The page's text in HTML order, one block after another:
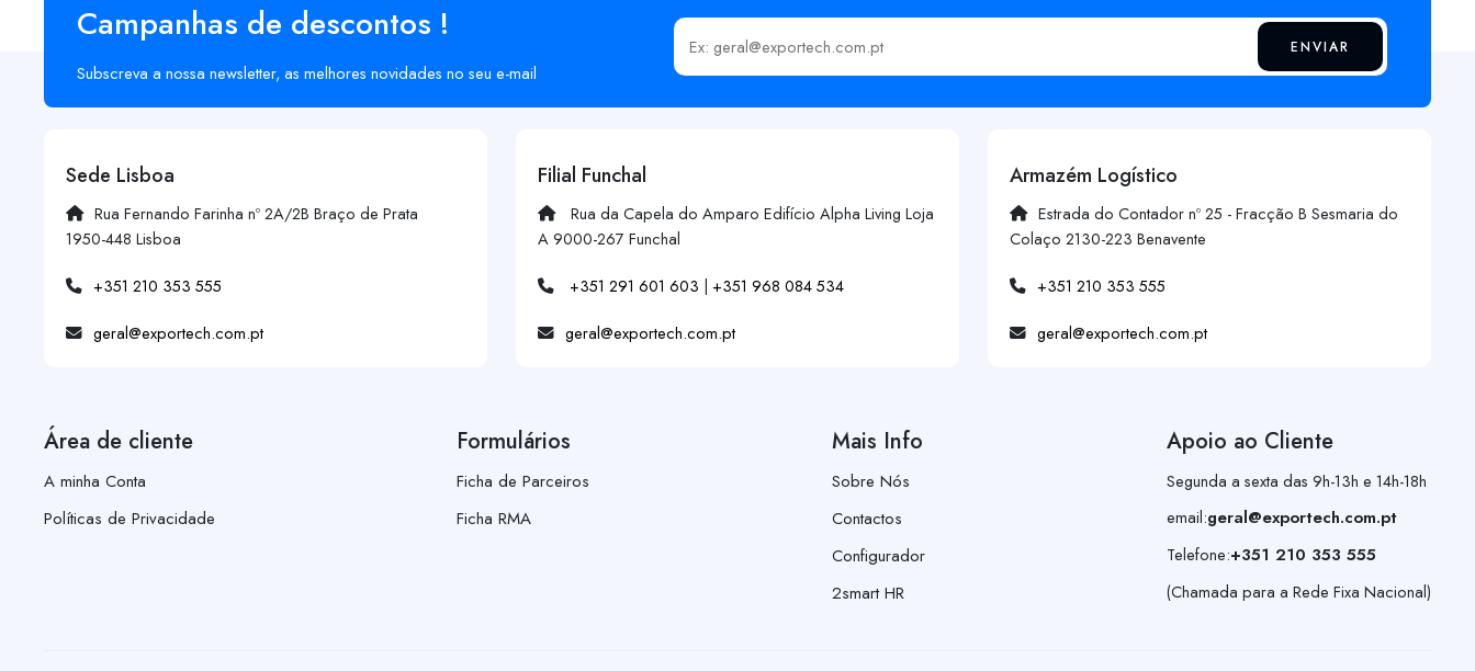
Campanhas de descontos !
Subscreva a nossa newsletter, as melhores novidades no seu e-mail
Insira o seu email ENVIAR
Sede Lisboa
Rua Fernando Farinha nº 2A/2B Braço de Prata
1950-448 Lisboa
+351 210 353 555
geral@exportech.com.pt
Filial Funchal
Rua da Capela do Amparo Edifício Alpha Living Loja
A 9000-267 Funchal
+351 291 601 603 | +351 968 084 534
geral@exportech.com.pt
Armazém Logístico
Estrada do Contador nº 25 - Fracção B Sesmaria do
Colaço 2130-223 Benavente
+351 210 353 555
geral@exportech.com.pt
Área de cliente
A minha Conta
Políticas de Privacidade
Formulários
Ficha de Parceiros
Ficha RMA
Mais Info
Sobre Nós
Contactos
Configurador
2smart HR
Apoio ao Cliente
Segunda a sexta das 9h-13h e 14h-18h
email:geral@exportech.com.pt
Telefone:+351 210 353 555
(Chamada para a Rede Fixa Nacional)